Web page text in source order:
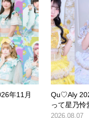
年11月
Qu♡Aly
って星乃怜
2026.08.07